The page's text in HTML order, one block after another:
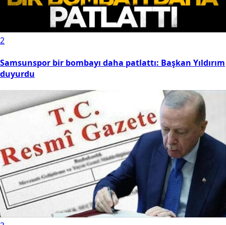
2
Samsunspor bir bombayı daha patlattı: Başkan Yıldırım
duyurdu